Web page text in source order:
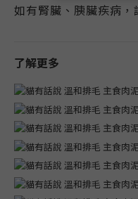
如有腎臟、胰臟疾病，
了解更多